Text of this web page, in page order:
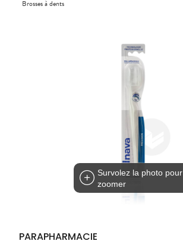
PHARMACIES
DISPOSITIFS
D’ORDONNANCE
Brosses à dents
Survolez la photo pour
zoomer
PARAPHARMACIE